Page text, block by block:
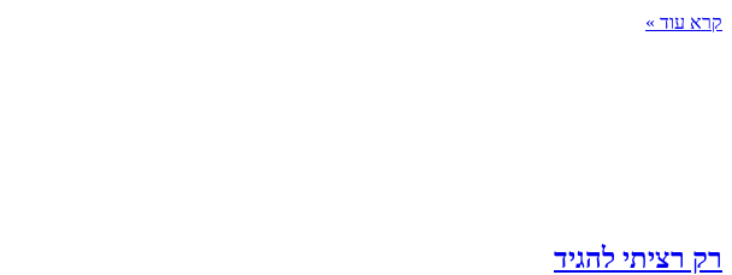
קרא עוד »
רק רציתי להגיד